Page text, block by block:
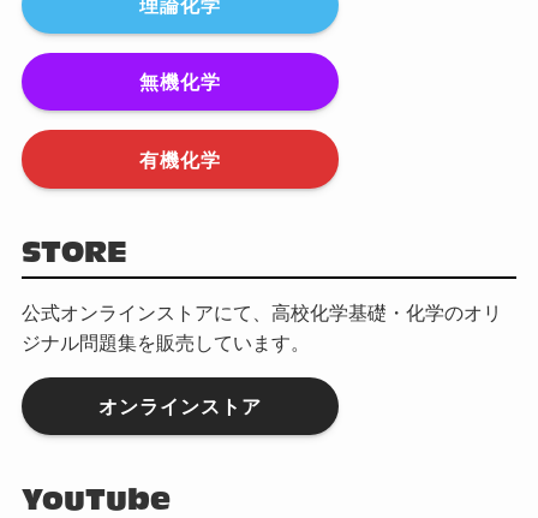
理論化学
無機化学
有機化学
STORE
公式オンラインストアにて、高校化学基礎・化学のオリ
ジナル問題集を販売しています。
オンラインストア
YouTube